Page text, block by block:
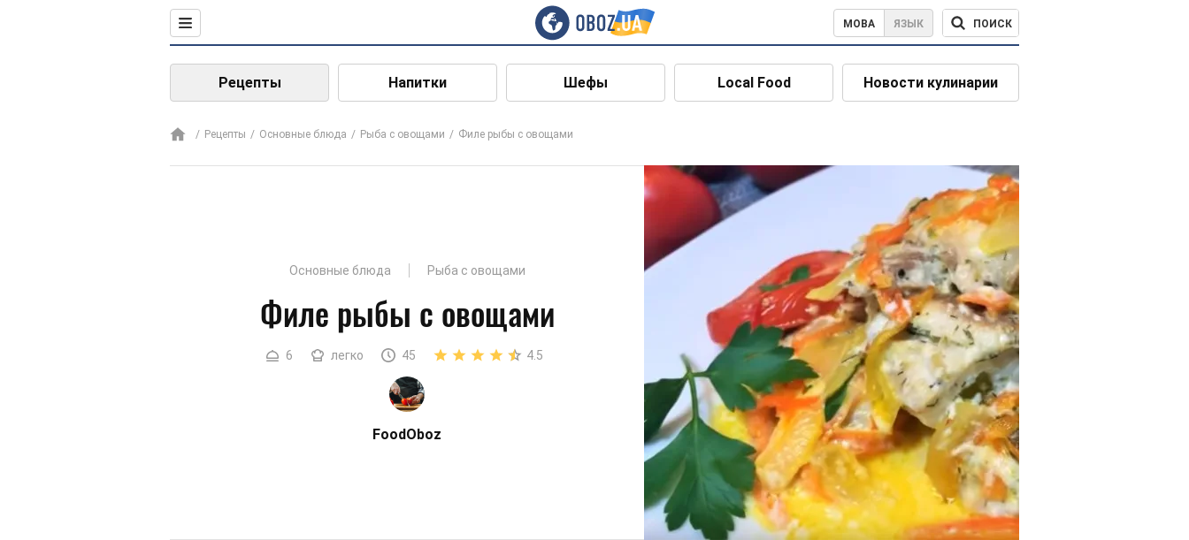
МОВА ЯЗЫК ПОИСК
Рецепты Напитки Шефы Local Food Новости кулинарии
Рецепты Основные блюда Рыба с овощами Филе рыбы с овощами
Основные блюда Рыба с овощами
Филе рыбы с овощами
6 легко 45 4.5
FoodOboz